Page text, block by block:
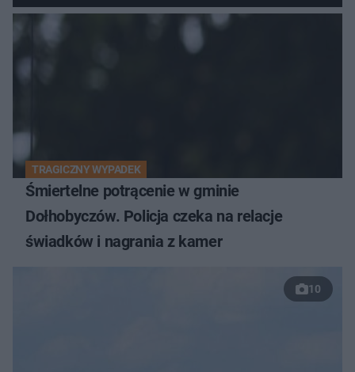
TRAGICZNY WYPADEK
Śmiertelne potrącenie w gminie
Dołhobyczów. Policja czeka na relacje
świadków i nagrania z kamer
10